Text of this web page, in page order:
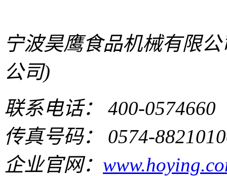
宁波昊鹰食品机械有限公
公司)
联系电话： 400-0574660
传真号码： 0574-
企业官网：